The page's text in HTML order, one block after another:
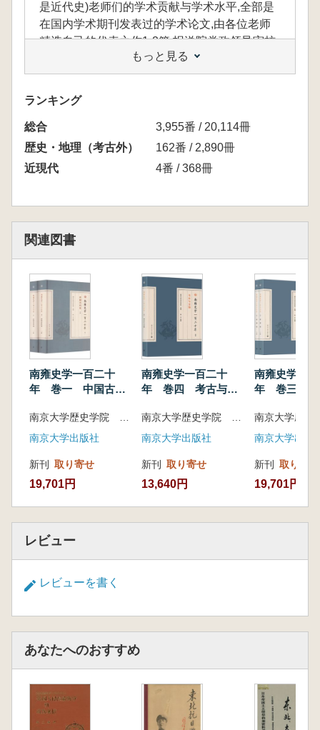
是近代史)老师们的学术贡献与学术水平,全部是
在国内学术期刊发表过的学术论文,由各位老师
精选自己的代表之作1-2篇,报送院党政领导审核
通过。这些论文既有传统的实证考据,也有多学
科理论的史事阐释,具有政治正确、课题领先、
方法严谨等显著特点,也是中国一流大学中国近
现代史研究水平、方法的缩影。
もっと見る
ランキング
総合
3,955番 / 20,114冊
歴史・地理（考古外）
162番 / 2,890冊
近現代
4番 / 368冊
関連図書
南雍史学一百二十
年 巻一 中国古代
南京大学歴史学院 主編
南京大学出版社
新刊 取り寄せ
19,701円
南雍史学一百二十
年 巻四 考古与文
南京大学歴史学院 主編
南京大学出版社
新刊 取り寄せ
13,640円
南雍史学一
年 巻三
南京大学出版
新刊 取り寄せ
19,701円
レビュー
レビューを書く
あなたへのおすすめ